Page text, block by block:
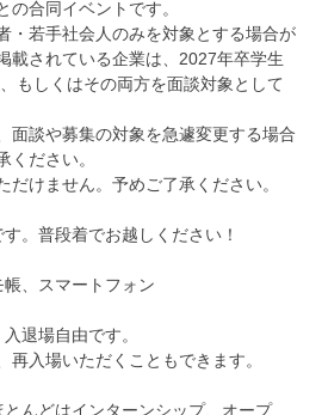
の合同イベントです。
・若手社会人のみを対象とする場合が
載されている企業は、2027年卒学生
もしくはその両方を面談対象として
面談や募集の対象を急遽変更する場合
ください。
けません。予めご了承ください。
。普段着でお越しください！
、スマートフォン
退場自由です。
再入場いただくこともできます。
んどはインターンシップ、オープ